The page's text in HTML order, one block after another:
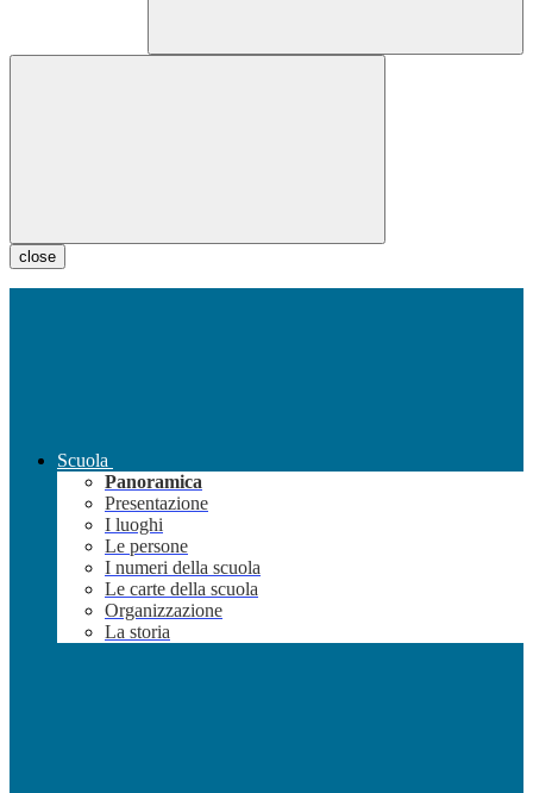
close
Scuola
Panoramica
Presentazione
I luoghi
Le persone
I numeri della scuola
Le carte della scuola
Organizzazione
La storia